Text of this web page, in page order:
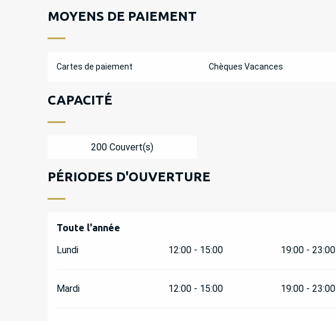
MOYENS DE PAIEMENT
Cartes de paiement Chèques Vacances
CAPACITÉ
200 Couvert(s)
PÉRIODES D'OUVERTURE
Toute l'année
Toute l'année
Lundi 12:00 - 15:00 19:00 - 23:00
Mardi 12:00 - 15:00 19:00 - 23:00